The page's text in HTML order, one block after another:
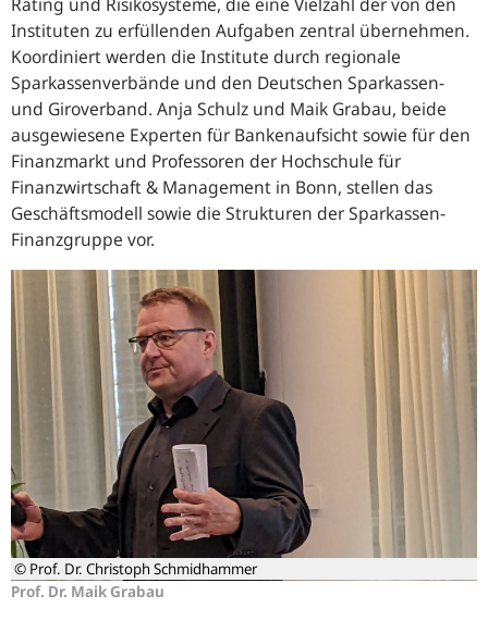
Instituten zu erfüllenden Aufgaben zentral übernehmen.
Koordiniert werden die Institute durch regionale
Sparkassenverbände und den Deutschen Sparkassen-
und Giroverband. Anja Schulz und Maik Grabau, beide
ausgewiesene Experten für Bankenaufsicht sowie für den
Finanzmarkt und Professoren der Hochschule für
Finanzwirtschaft & Management in Bonn, stellen das
Geschäftsmodell sowie die Strukturen der Sparkassen-
Finanzgruppe vor.
© Prof. Dr. Christoph Schmidhammer
Prof. Dr. Maik Grabau